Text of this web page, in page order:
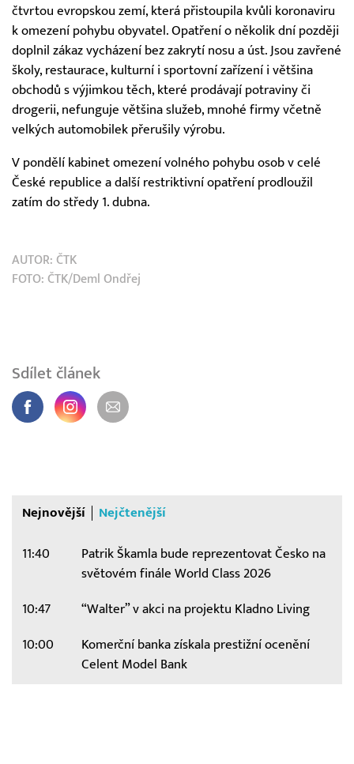
čtvrtou evropskou zemí, která přistoupila kvůli koronaviru
k omezení pohybu obyvatel. Opatření o několik dní později
doplnil zákaz vycházení bez zakrytí nosu a úst. Jsou zavřené
školy, restaurace, kulturní i sportovní zařízení i většina
obchodů s výjimkou těch, které prodávají potraviny či
drogerii, nefunguje většina služeb, mnohé firmy včetně
velkých automobilek přerušily výrobu.
V pondělí kabinet omezení volného pohybu osob v celé
České republice a další restriktivní opatření prodloužil
zatím do středy 1. dubna.
AUTOR: ČTK
FOTO: ČTK/Deml Ondřej
Sdílet článek
Nejnovější Nejčtenější
11:40
Patrik Škamla bude reprezentovat Česko na
světovém finále World Class 2026
10:47 “Walter” v akci na projektu Kladno Living
10:00
Komerční banka získala prestižní ocenění
Celent Model Bank